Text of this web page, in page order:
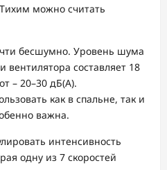
можно считать
бесшумно. Уровень шума
составляет 18
– 20–30 дБ(А).
как в спальне, так и
важна.
интенсивность
одну из 7 скоростей